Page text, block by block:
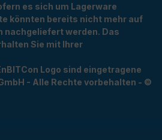
es sich um Lagerware
könnten bereits nicht mehr auf
nachgeliefert werden. Das
Sie mit Ihrer
Logo sind eingetragene
- Alle Rechte vorbehalten - ©